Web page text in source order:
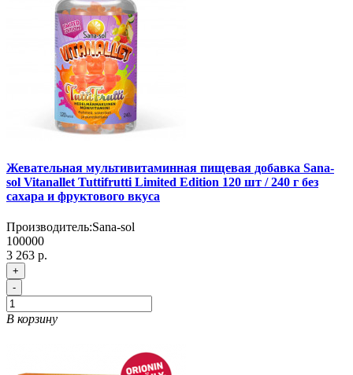
Жевательная мультивитаминная пищевая добавка Sana-
sol Vitanallet Tuttifrutti Limited Edition 120 шт / 240 г без
сахара и фруктового вкуса
Производитель:Sana-sol
100000
3 263 р.
+
-
В корзину